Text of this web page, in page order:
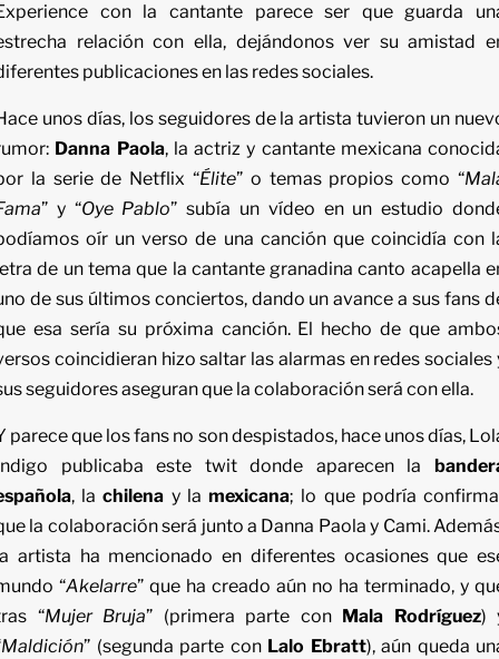
con la cantante parece ser que guarda
relación con ella, dejándonos ver su amistad
publicaciones en las redes sociales.
unos días, los seguidores de la artista tuvieron un
Danna Paola, la actriz y cantante mexicana
la serie de Netflix “Élite” o temas propios como “
” y “Oye Pablo” subía un vídeo en un estudio
oír un verso de una canción que coincidía con
de un tema que la cantante granadina canto acapella
de sus últimos conciertos, dando un avance a sus fans
esa sería su próxima canción. El hecho de que
coincidieran hizo saltar las alarmas en redes sociales
seguidores aseguran que la colaboración será con ella.
parece que los fans no son despistados, hace unos días,
publicaba este twit donde aparecen la
, lachilena y lamexicana; lo que podría
la colaboración será junto a Danna Paola y Cami.
artista ha mencionado en diferentes ocasiones que
“Akelarre” que ha creado aún no ha terminado, y
“Mujer Bruja” (primera parte con Mala Rodríguez)
Maldición” (segunda parte con Lalo Ebratt), aún queda